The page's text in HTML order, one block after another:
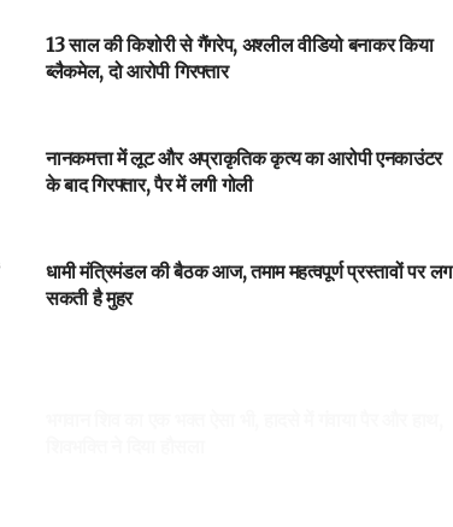
13 साल की किशोरी से गैंगरेप, अश्लील वीडियो बनाकर किया
ब्लैकमेल, दो आरोपी गिरफ्तार
नानकमत्ता में लूट और अप्राकृतिक कृत्य का आरोपी एनकाउंटर
के बाद गिरफ्तार, पैर में लगी गोली
धामी मंत्रिमंडल की बैठक आज, तमाम महत्वपूर्ण प्रस्तावों पर लग
सकती है मुहर